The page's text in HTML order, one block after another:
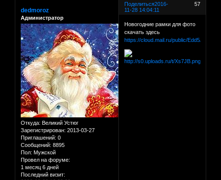
Поделиться 57
2016-
11-28 14:04:11
dedmoroz
Администратор
Откуда: Великий Устюг
Зарегистрирован: 2013-03-27
Приглашений: 0
Сообщений: 8895
Пол: Мужской
Провел на форуме:
1 месяц 6 дней
Последний визит:
Новогодние рамки для фото
скачать здесь
https://cloud.mail.ru/public/Edd5/